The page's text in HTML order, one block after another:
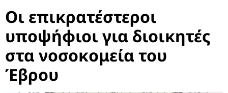
Οι επικρατέστεροι
υποψήφιοι για διοικητές
στα νοσοκομεία του
Έβρου